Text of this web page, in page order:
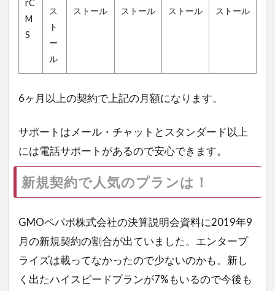
rC
M
S
ス
ト
ー
ル
ストール ストール ストール ストール
6ヶ月以上の契約で上記の月額になります。
サポートはメール・チャットとスタンダード以上
には電話サポートがあるので安心できます。
新規契約で人気のプランは！
GMOペパボ株式会社の決算説明会資料に2019年9
月の新規契約の割合が出ていました。エンタープ
ライズは載ってなかったので少ないのかも。新し
く出たハイスピードプランが7%もいるので今後も